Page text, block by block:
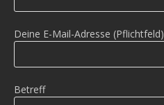
Deine E-Mail-Adresse (Pflichtfeld)
Betreff